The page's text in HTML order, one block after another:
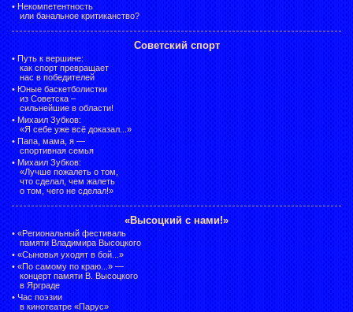
• Некомпетентность
или банальное критиканство?
Советский спорт
• Путь к вершине:
как спорт превращает
нас в победителей
• Юные баскетболистки
из Советска –
сильнейшие в области!
• Михаил Зубков:
«Я себе уже всё доказал...»
• Папа, мама, я —
спортивная семья
• Михаил Зубков:
«Лучше пожалеть о том,
что сделал, чем жалеть
о том, чего не сделал!»
«Высоцкий с нами!»
• «Региональный фестиваль
памяти Владимира Высоцкого
• «Сыновья уходят в бой...»
• «По самому по краю...» —
концерт памяти В. Высоцкого
в Ярграде
• Час поэзии
в кинотеатре «Парус»